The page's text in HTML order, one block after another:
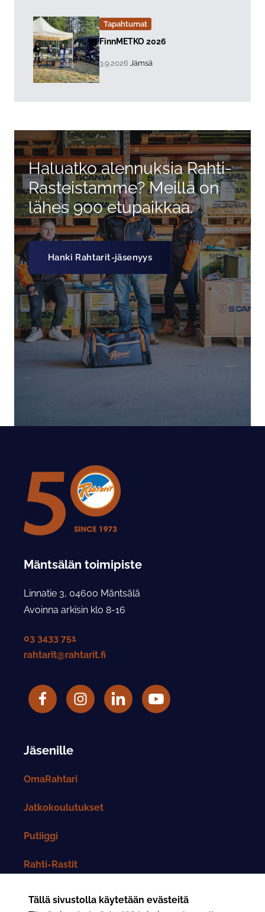
Tällä sivustolla käytetään evästeitä
Tapahtumat
Lue lisää about event "
FinnMETKO 2026
, Tapahtuman päiväys:
3.9.2026 Sijainti:
Jämsä
Haluatko alennuksia Rahti-
Rasteistamme? Meillä on
lähes 900 etupaikkaa.
Hanki Rahtarit-jäsenyys
Mäntsälän toimipiste
Linnatie 3, 04600 Mäntsälä
Avoinna arkisin klo 8-16
03 3433 751
rahtarit@rahtarit.fi
FacebookRahtarit ry Instagram-tili
LinkedIn Rahtarit ry YouTube-tili
Jäsenille
OmaRahtari
Jatkokoulutukset
Putiiggi
Rahti-Rastit
Rahtarit-lehti